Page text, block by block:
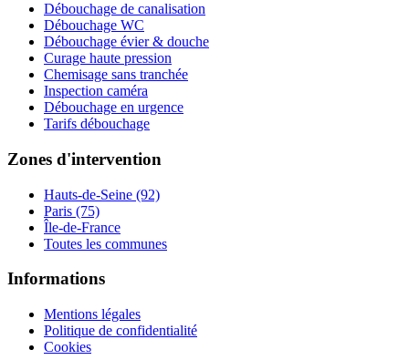
Débouchage de canalisation
Débouchage WC
Débouchage évier & douche
Curage haute pression
Chemisage sans tranchée
Inspection caméra
Débouchage en urgence
Tarifs débouchage
Zones d'intervention
Hauts-de-Seine (92)
Paris (75)
Île-de-France
Toutes les communes
Informations
Mentions légales
Politique de confidentialité
Cookies